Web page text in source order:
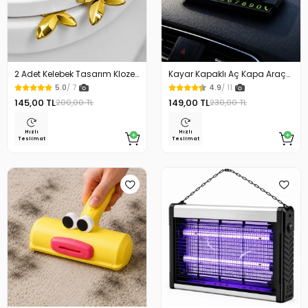
2 Adet Kelebek Tasarım Klozet
Kaldırma Aparatı Gold Renk
5.0/ 7
145,00 TL200,00 TL
Hızlı
Teslimat
Kayar Kapaklı Aç Kapa Araç
Torpido Üstü Fosforlu
Numaratör Park Numaratörü
4.9/ 11
149,00 TL230,00 TL
Hızlı
Teslimat